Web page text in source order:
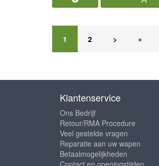
1 2 > »
Klantenservice
Ons Bedrijf
Retour/RMA Procedure
Veel gestelde vragen
Reparatie aan uw wapen
Betaalmogelijkheden